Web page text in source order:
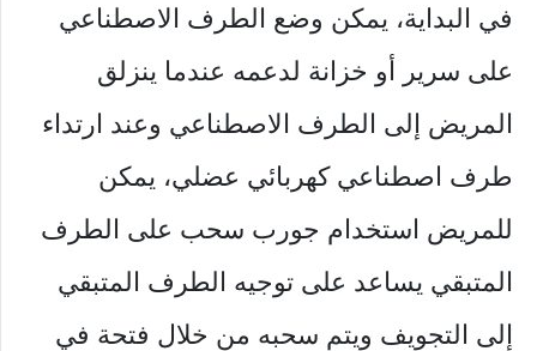
في البداية، يمكن وضع الطرف الاصطناعي
على سرير أو خزانة لدعمه عندما ينزلق
المريض إلى الطرف الاصطناعي وعند ارتداء
طرف اصطناعي كهربائي عضلي، يمكن
للمريض استخدام جورب سحب على الطرف
المتبقي يساعد على توجيه الطرف المتبقي
إلى التجويف ويتم سحبه من خلال فتحة في